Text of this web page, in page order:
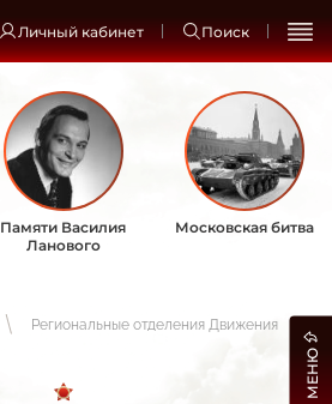
Личный кабинет Поиск
Памяти Василия
Ланового
Московская битва
Региональные отделения Движения
МЕНЮ